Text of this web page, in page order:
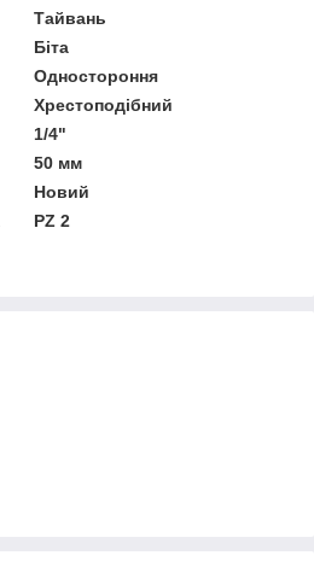
Тайвань
Біта
Одностороння
Хрестоподібний
1/4"
50 мм
Новий
PZ 2